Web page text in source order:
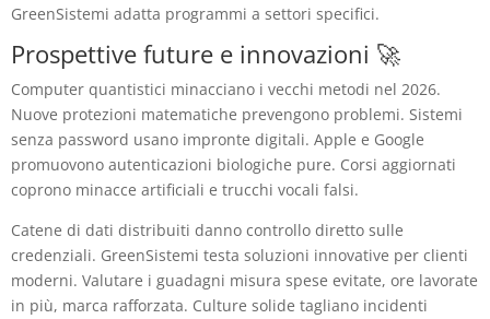
GreenSistemi adatta programmi a settori specifici.
Prospettive future e innovazioni 🚀
Computer quantistici minacciano i vecchi metodi nel 2026.
Nuove protezioni matematiche prevengono problemi. Sistemi
senza password usano impronte digitali. Apple e Google
promuovono autenticazioni biologiche pure. Corsi aggiornati
coprono minacce artificiali e trucchi vocali falsi.
Catene di dati distribuiti danno controllo diretto sulle
credenziali. GreenSistemi testa soluzioni innovative per clienti
moderni. Valutare i guadagni misura spese evitate, ore lavorate
in più, marca rafforzata. Culture solide tagliano incidenti